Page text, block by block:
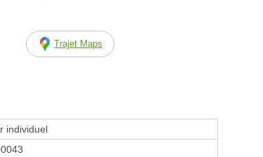
Trajet Maps
individuel